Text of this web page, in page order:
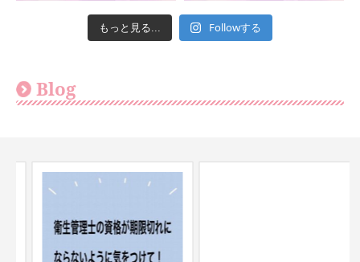
もっと見る... Followする
Blog